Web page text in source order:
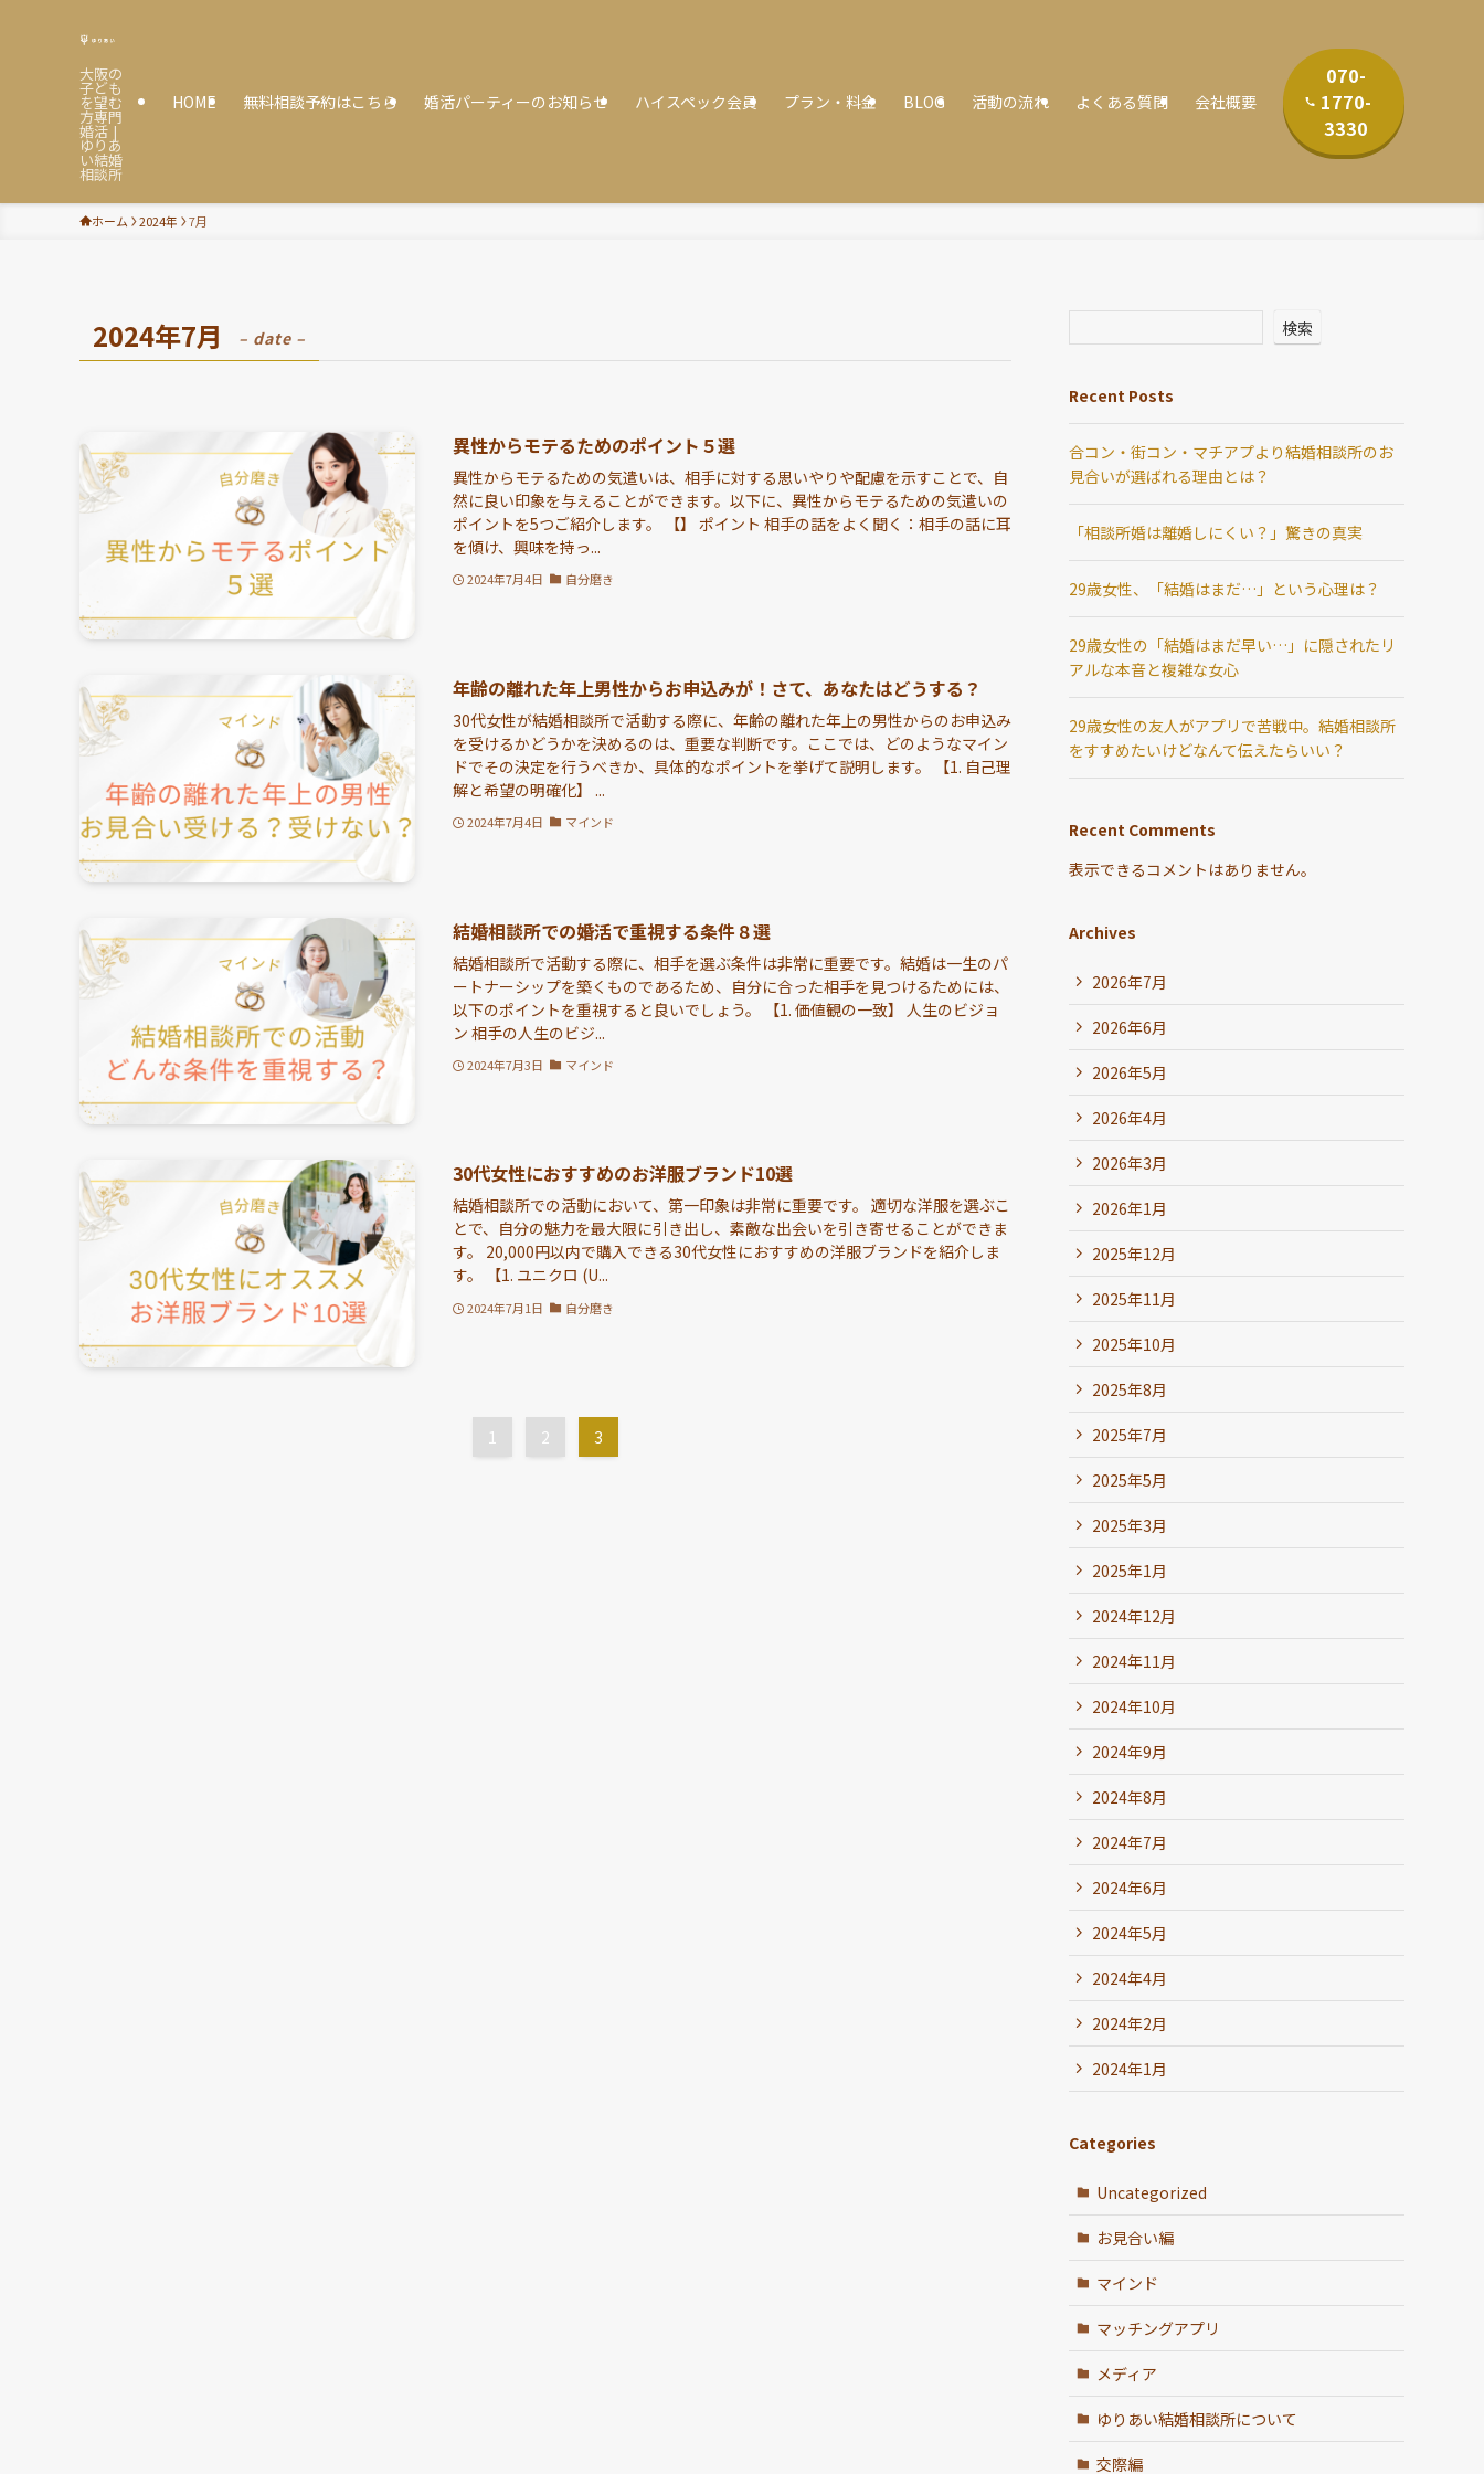
大阪の
子ども
を望む
方専門
婚活 |
ゆりあ
い結婚
相談所
HOME 無料相談予約はこちら 婚活パーティーのお知らせ ハイスペック会員 プラン・料金 BLOG 活動の流れ よくある質問 会社概要
070-
1770-
3330
ホーム 2024年 7月
2024年7月 – date –
異性からモテるためのポイント５選
異性からモテるための気遣いは、相手に対する思いやりや配慮を示すことで、自
然に良い印象を与えることができます。以下に、異性からモテるための気遣いの
ポイントを5つご紹介します。 【】 ポイント 相手の話をよく聞く：相手の話に耳
を傾け、興味を持っ...
2024年7月4日 自分磨き
年齢の離れた年上男性からお申込みが！さて、あなたはどうする？
30代女性が結婚相談所で活動する際に、年齢の離れた年上の男性からのお申込み
を受けるかどうかを決めるのは、重要な判断です。ここでは、どのようなマイン
ドでその決定を行うべきか、具体的なポイントを挙げて説明します。 【1. 自己理
解と希望の明確化】 ...
2024年7月4日 マインド
結婚相談所での婚活で重視する条件８選
結婚相談所で活動する際に、相手を選ぶ条件は非常に重要です。結婚は一生のパ
ートナーシップを築くものであるため、自分に合った相手を見つけるためには、
以下のポイントを重視すると良いでしょう。 【1. 価値観の一致】 人生のビジョ
ン 相手の人生のビジ...
2024年7月3日 マインド
30代女性におすすめのお洋服ブランド10選
結婚相談所での活動において、第一印象は非常に重要です。 適切な洋服を選ぶこ
とで、自分の魅力を最大限に引き出し、素敵な出会いを引き寄せることができま
す。 20,000円以内で購入できる30代女性におすすめの洋服ブランドを紹介しま
す。 【1. ユニクロ (U...
2024年7月1日 自分磨き
1 2 3
検索
Recent Posts
合コン・街コン・マチアプより結婚相談所のお
見合いが選ばれる理由とは？
「相談所婚は離婚しにくい？」驚きの真実
29歳女性、「結婚はまだ…」という心理は？
29歳女性の「結婚はまだ早い…」に隠されたリ
アルな本音と複雑な女心
29歳女性の友人がアプリで苦戦中。結婚相談所
をすすめたいけどなんて伝えたらいい？
Recent Comments
表示できるコメントはありません。
Archives
2026年7月
2026年6月
2026年5月
2026年4月
2026年3月
2026年1月
2025年12月
2025年11月
2025年10月
2025年8月
2025年7月
2025年5月
2025年3月
2025年1月
2024年12月
2024年11月
2024年10月
2024年9月
2024年8月
2024年7月
2024年6月
2024年5月
2024年4月
2024年2月
2024年1月
Categories
Uncategorized
お見合い編
マインド
マッチングアプリ
メディア
ゆりあい結婚相談所について
交際編